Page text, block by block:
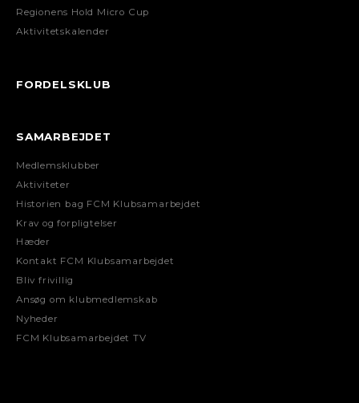
Regionens Hold Micro Cup
Aktivitetskalender
FORDELSKLUB
SAMARBEJDET
Medlemsklubber
Aktiviteter
Historien bag FCM Klubsamarbejdet
Krav og forpligtelser
Hæder
Kontakt FCM Klubsamarbejdet
Bliv frivillig
Ansøg om klubmedlemskab
Nyheder
FCM Klubsamarbejdet TV